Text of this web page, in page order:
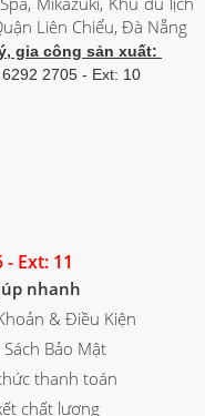
Liên Chiểu, Đà Nẵng
gia công sản xuất:
2705 - Ext: 10
Ext: 11
nhanh
& Điều Kiện
Sách Bảo Mật
thanh toán
chất lượng